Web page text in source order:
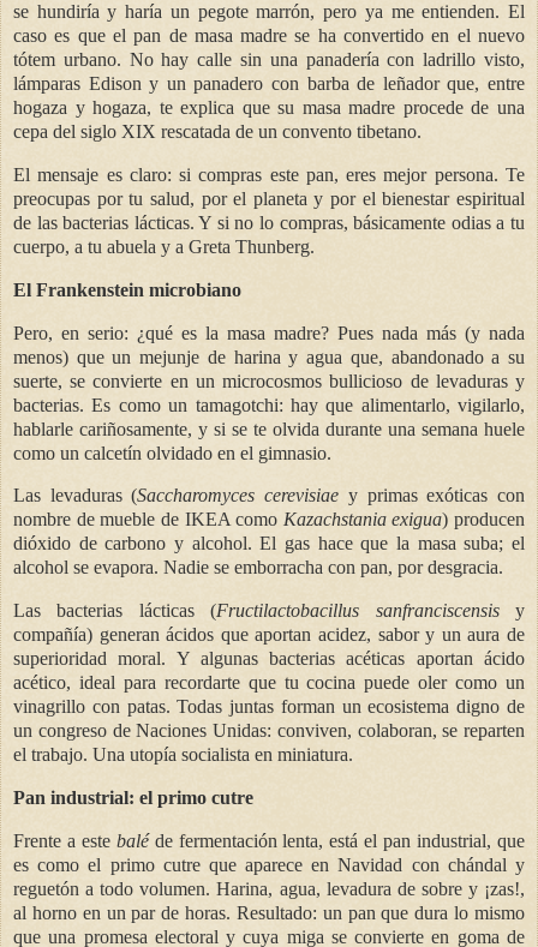
se hundiría y haría un pegote marrón, pero ya me entienden. El
caso es que el pan de masa madre se ha convertido en el nuevo
tótem urbano. No hay calle sin una panadería con ladrillo visto,
lámparas Edison y un panadero con barba de leñador que, entre
hogaza y hogaza, te explica que su masa madre procede de una
cepa del siglo XIX rescatada de un convento tibetano.
El mensaje es claro: si compras este pan, eres mejor persona. Te
preocupas por tu salud, por el planeta y por el bienestar espiritual
de las bacterias lácticas. Y si no lo compras, básicamente odias a tu
cuerpo, a tu abuela y a Greta Thunberg.
El Frankenstein microbiano
Pero, en serio: ¿qué es la masa madre? Pues nada más (y nada
menos) que un mejunje de harina y agua que, abandonado a su
suerte, se convierte en un microcosmos bullicioso de levaduras y
bacterias. Es como un tamagotchi: hay que alimentarlo, vigilarlo,
hablarle cariñosamente, y si se te olvida durante una semana huele
como un calcetín olvidado en el gimnasio.
Las levaduras (Saccharomyces cerevisiae y primas exóticas con
nombre de mueble de IKEA como Kazachstania exigua) producen
dióxido de carbono y alcohol. El gas hace que la masa suba; el
alcohol se evapora. Nadie se emborracha con pan, por desgracia.
Las bacterias lácticas (Fructilactobacillus sanfranciscensisy
compañía) generan ácidos que aportan acidez, sabor y un aura de
superioridad moral. Y algunas bacterias acéticas aportan ácido
acético, ideal para recordarte que tu cocina puede oler como un
vinagrillo con patas. Todas juntas forman un ecosistema digno de
un congreso de Naciones Unidas: conviven, colaboran, se reparten
el trabajo. Una utopía socialista en miniatura.
Pan industrial: el primo cutre
Frente a este balé de fermentación lenta, está el pan industrial, que
es como el primo cutre que aparece en Navidad con chándal y
reguetón a todo volumen. Harina, agua, levadura de sobre y ¡zas!,
al horno en un par de horas. Resultado: un pan que dura lo mismo
que una promesa electoral y cuya miga se convierte en goma de